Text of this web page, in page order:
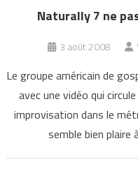
Naturally 7 ne
3 août 2008
Le groupe américain de
avec une vidéo qui
improvisation dans le
semble bien plaire